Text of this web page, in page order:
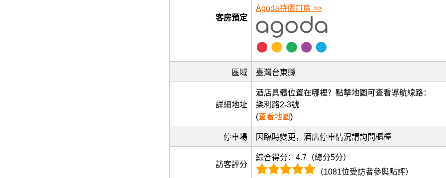
客房預定
Agoda特價訂房 >>
區域 臺灣台東縣
詳細地址
酒店具體位置在哪裡？點擊地圖可查看導航線路：
樂利路2-3號
(查看地圖)
停車場 因臨時變更，酒店停車情況請詢問櫃檯
訪客評分
綜合得分：4.7（總分5分）
（1081位受訪者參與點評）